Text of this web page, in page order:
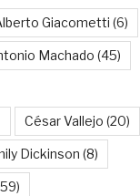
Giacometti (6)
Machado (45)
César Vallejo (20)
Dickinson (8)